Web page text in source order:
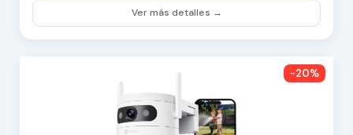
Ver más detalles →
-20%